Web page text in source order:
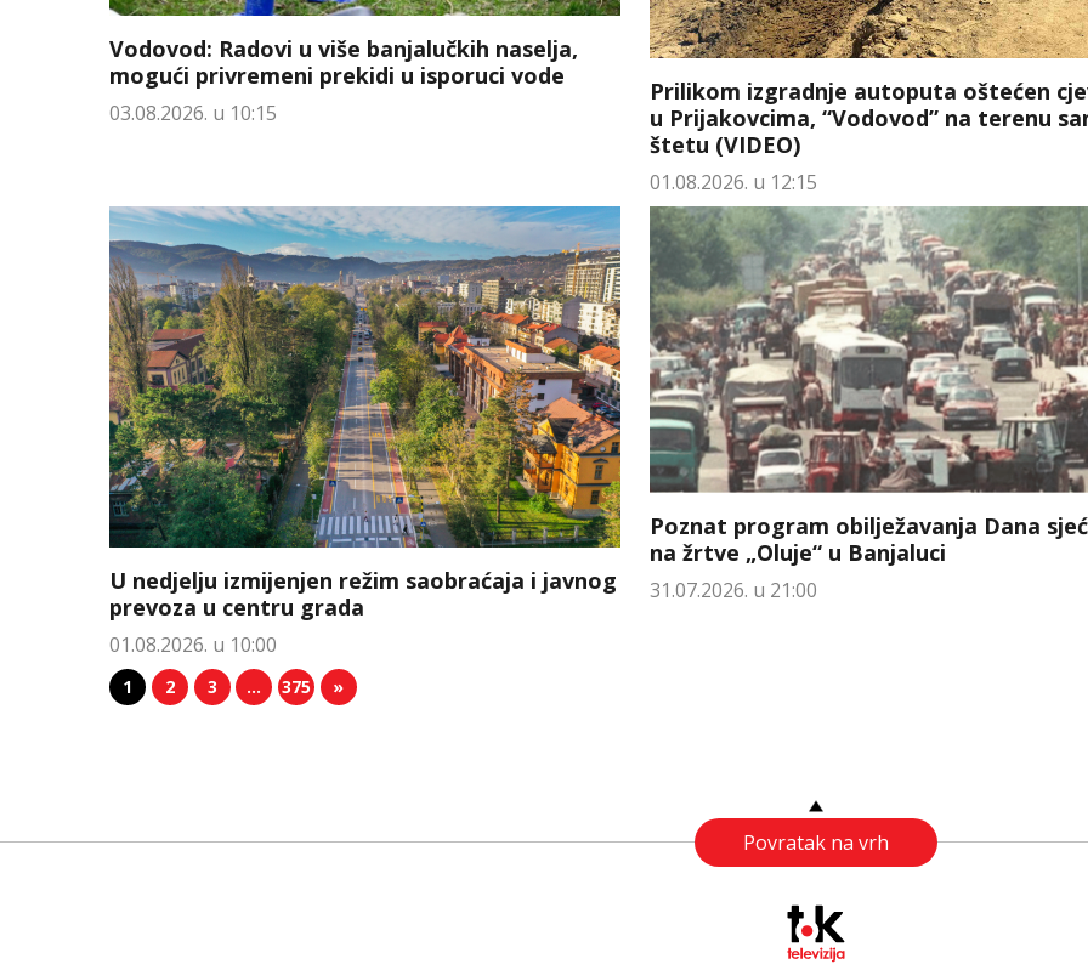
Vodovod: Radovi u više banjalučkih naselja,
mogući privremeni prekidi u isporuci vode
03.08.2026. u 10:15
Prilikom izgradnje autoputa oštećen
u Prijakovcima, “Vodovod” na terenu
štetu (VIDEO)
01.08.2026. u 12:15
U nedjelju izmijenjen režim saobraćaja i javnog
prevoza u centru grada
01.08.2026. u 10:00
Poznat program obilježavanja Dana
na žrtve „Oluje“ u Banjaluci
31.07.2026. u 21:00
1 2 3 … 375 »
Povratak na vrh